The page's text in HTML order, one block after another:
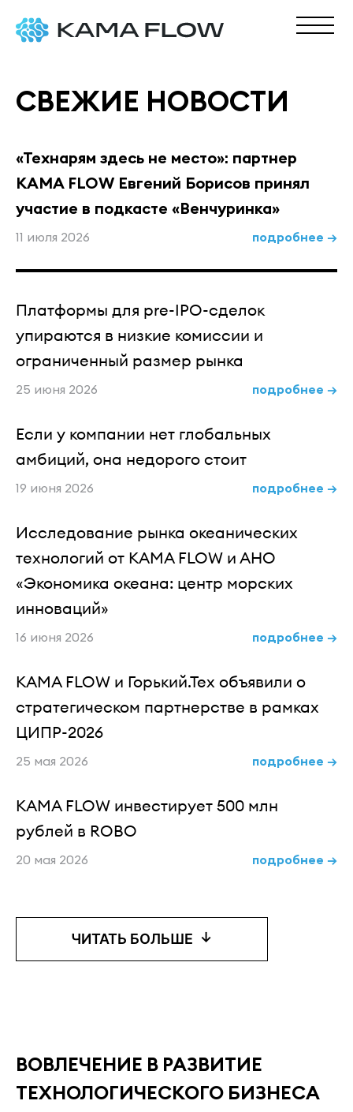
СВЕЖИЕ НОВОСТИ
«Технарям здесь не место»: партнер
KAMA FLOW Евгений Борисов принял
участие в подкасте «Венчуринка»
11 июля 2026 подробнее →
Платформы для pre-IPO-сделок
упираются в низкие комиссии и
ограниченный размер рынка
25 июня 2026 подробнее →
Если у компании нет глобальных
амбиций, она недорого стоит
19 июня 2026 подробнее →
Исследование рынка океанических
технологий от KAMA FLOW и АНО
«Экономика океана: центр морских
инноваций»
16 июня 2026 подробнее →
KAMA FLOW и Горький.Тех объявили о
стратегическом партнерстве в рамках
ЦИПР-2026
25 мая 2026 подробнее →
KAMA FLOW инвестирует 500 млн
рублей в ROBO
20 мая 2026 подробнее →
ЧИТАТЬ БОЛЬШЕ ↓
ВОВЛЕЧЕНИЕ В РАЗВИТИЕ
ТЕХНОЛОГИЧЕСКОГО БИЗНЕСА